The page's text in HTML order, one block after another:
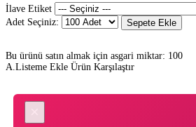
İlave Etiket
Adet Seçiniz:
Sepete Ekle
Bu ürünü satın almak için asgari miktar: 100
A.Listeme Ekle Ürün Karşılaştır